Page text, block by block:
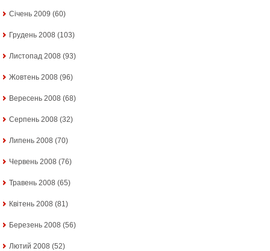
Січень 2009 (60)
Грудень 2008 (103)
Листопад 2008 (93)
Жовтень 2008 (96)
Вересень 2008 (68)
Серпень 2008 (32)
Липень 2008 (70)
Червень 2008 (76)
Травень 2008 (65)
Квітень 2008 (81)
Березень 2008 (56)
Лютий 2008 (52)